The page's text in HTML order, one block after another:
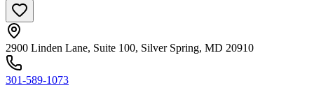
2900 Linden Lane, Suite 100, Silver Spring, MD 20910
301-589-1073